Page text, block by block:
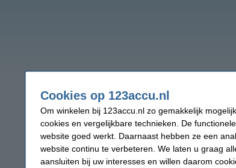
Cookies op 123accu.nl
Om winkelen bij 123accu.nl zo gemakkelijk
cookies en vergelijkbare technieken. De
website goed werkt. Daarnaast hebben ze een
website continu te verbeteren. We laten u graag
aansluiten bij uw interesses en willen daarom